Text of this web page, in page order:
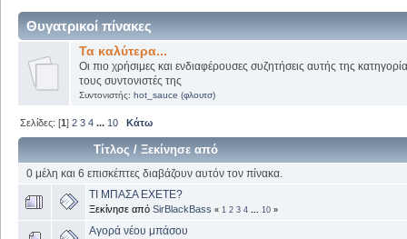
Θυγατρικοί πίνακες
Τα καλύτερα...
Οι πιο χρήσιμες και ενδιαφέρουσες συζητήσεις αυτής της
τους συντονιστές της
Συντονιστής: hot_sauce (φλουτσ)
Σελίδες: [1]2 3 4 ... 10 Κάτω
Τίτλος /Ξεκίνησε από
0 μέλη και 6 επισκέπτες διαβάζουν αυτόν τον πίνακα.
ΤΙ ΜΠΑΣΑ ΕΧΕΤΕ?
Ξεκίνησε από SirBlackBass « 1 2 3 4 ... 10 »
Αγορά νέου μπάσου